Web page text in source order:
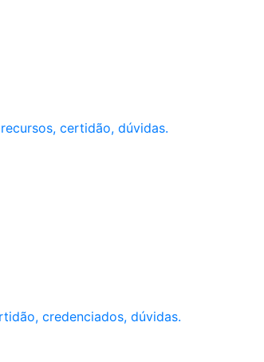
certidão, dúvidas.
credenciados, dúvidas.